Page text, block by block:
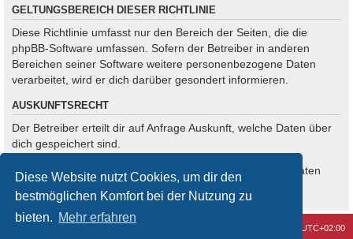
Diese Website nutzt Cookies, um dir den
bestmöglichen Komfort bei der Nutzung zu
bieten. Mehr erfahren
GELTUNGSBEREICH DIESER RICHTLINIE
Diese Richtlinie umfasst nur den Bereich der Seiten, die die
phpBB-Software umfassen. Sofern der Betreiber in anderen
Bereichen seiner Software weitere personenbezogene Daten
verarbeitet, wird er dich darüber gesondert informieren.
AUSKUNFTSRECHT
Der Betreiber erteilt dir auf Anfrage Auskunft, welche Daten über
dich gespeichert sind.
Du kannst jederzeit die Löschung bzw. Sperrung deiner Daten
verlangen. Kontaktiere hierzu bitte den Betreiber.
UTC+02:00